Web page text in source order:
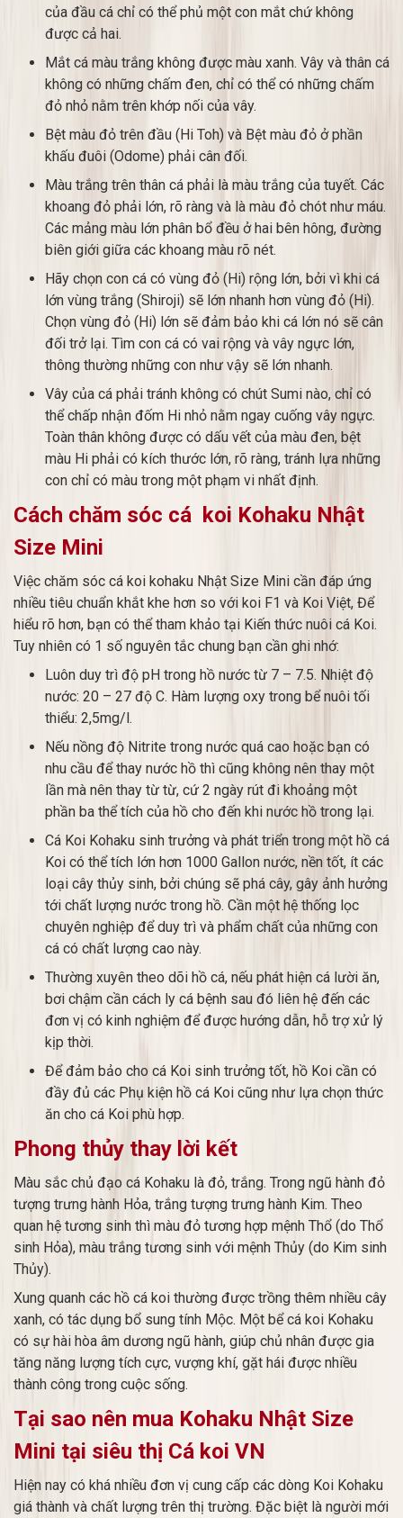
của đầu cá chỉ có thể phủ một con mắt chứ không
được cả hai.
Mắt cá màu trắng không được màu xanh. Vây và thân cá
không có những chấm đen, chỉ có thể có những chấm
đỏ nhỏ nằm trên khớp nối của vây.
Bệt màu đỏ trên đầu (Hi Toh) và Bệt màu đỏ ở phần
khấu đuôi (Odome) phải cân đối.
Màu trắng trên thân cá phải là màu trắng của tuyết. Các
khoang đỏ phải lớn, rõ ràng và là màu đỏ chót như máu.
Các mảng màu lớn phân bổ đều ở hai bên hông, đường
biên giới giữa các khoang màu rõ nét.
Hãy chọn con cá có vùng đỏ (Hi) rộng lớn, bởi vì khi cá
lớn vùng trắng (Shiroji) sẽ lớn nhanh hơn vùng đỏ (Hi).
Chọn vùng đỏ (Hi) lớn sẽ đảm bảo khi cá lớn nó sẽ cân
đối trở lại. Tìm con cá có vai rộng và vây ngực lớn,
thông thường những con như vậy sẽ lớn nhanh.
Vây của cá phải tránh không có chút Sumi nào, chỉ có
thể chấp nhận đốm Hi nhỏ nằm ngay cuống vây ngực.
Toàn thân không được có dấu vết của màu đen, bệt
màu Hi phải có kích thước lớn, rõ ràng, tránh lựa những
con chỉ có màu trong một phạm vi nhất định.
Cách chăm sóc cá koi Kohaku Nhật
Size Mini
Việc chăm sóc cá koi kohaku Nhật Size Mini cần đáp ứng
nhiều tiêu chuẩn khắt khe hơn so với koi F1 và Koi Việt, Để
hiểu rõ hơn, bạn có thể tham khảo tại Kiến thức nuôi cá Koi.
Tuy nhiên có 1 số nguyên tắc chung bạn cần ghi nhớ:
Luôn duy trì độ pH trong hồ nước từ 7 – 7.5. Nhiệt độ
nước: 20 – 27 độ C. Hàm lượng oxy trong bể nuôi tối
thiểu: 2,5mg/l.
Nếu nồng độ Nitrite trong nước quá cao hoặc bạn có
nhu cầu để thay nước hồ thì cũng không nên thay một
lần mà nên thay từ từ, cứ 2 ngày rút đi khoảng một
phần ba thể tích của hồ cho đến khi nước hồ trong lại.
Cá Koi Kohaku sinh trưởng và phát triển trong một hồ cá
Koi có thể tích lớn hơn 1000 Gallon nước, nền tốt, ít các
loại cây thủy sinh, bởi chúng sẽ phá cây, gây ảnh hưởng
tới chất lượng nước trong hồ. Cần một hệ thống lọc
chuyên nghiệp để duy trì và phẩm chất của những con
cá có chất lượng cao này.
Thường xuyên theo dõi hồ cá, nếu phát hiện cá lười ăn,
bơi chậm cần cách ly cá bệnh sau đó liên hệ đến các
đơn vị có kinh nghiệm để được hướng dẫn, hỗ trợ xử lý
kịp thời.
Để đảm bảo cho cá Koi sinh trưởng tốt, hồ Koi cần có
đầy đủ các Phụ kiện hồ cá Koi cũng như lựa chọn thức
ăn cho cá Koi phù hợp.
Phong thủy thay lời kết
Màu sắc chủ đạo cá Kohaku là đỏ, trắng. Trong ngũ hành đỏ
tượng trưng hành Hỏa, trắng tượng trưng hành Kim. Theo
quan hệ tương sinh thì màu đỏ tương hợp mệnh Thổ (do Thổ
sinh Hỏa), màu trắng tương sinh với mệnh Thủy (do Kim sinh
Thủy).
Xung quanh các hồ cá koi thường được trồng thêm nhiều cây
xanh, có tác dụng bổ sung tính Mộc. Một bể cá koi Kohaku
có sự hài hòa âm dương ngũ hành, giúp chủ nhân được gia
tăng năng lượng tích cực, vượng khí, gặt hái được nhiều
thành công trong cuộc sống.
Tại sao nên mua Kohaku Nhật Size
Mini tại siêu thị Cá koi VN
Hiện nay có khá nhiều đơn vị cung cấp các dòng Koi Kohaku
giá thành và chất lượng trên thị trường. Đặc biệt là người mới